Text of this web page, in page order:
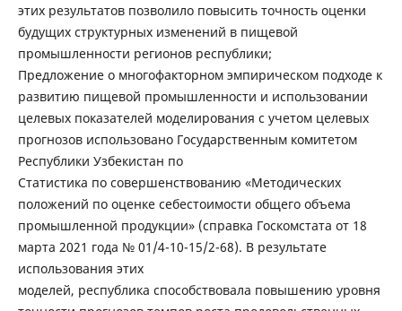
этих результатов позволило повысить точность оценки
будущих структурных изменений в пищевой
промышленности регионов республики;
Предложение о многофакторном эмпирическом подходе к
развитию пищевой промышленности и использовании
целевых показателей моделирования с учетом целевых
прогнозов использовано Государственным комитетом
Республики Узбекистан по
Статистика по совершенствованию «Методических
положений по оценке себестоимости общего объема
промышленной продукции» (справка Госкомстата от 18
марта 2021 года № 01/4-10-15/2-68). В результате
использования этих
моделей, республика способствовала повышению уровня